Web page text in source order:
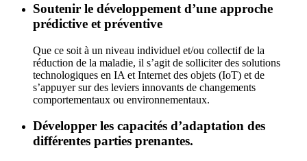
Soutenir le développement d’une approche
prédictive et préventive
Que ce soit à un niveau individuel et/ou collectif de la
réduction de la maladie, il s’agit de solliciter des solutions
technologiques en IA et Internet des objets (IoT) et de
s’appuyer sur des leviers innovants de changements
comportementaux ou environnementaux.
Développer les capacités d’adaptation des
différentes parties prenantes.